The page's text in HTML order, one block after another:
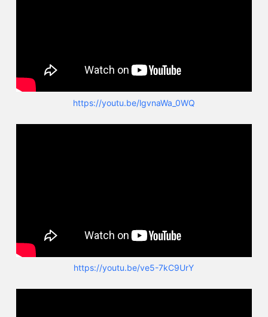
https://youtu.be/lgvnaWa_0WQ
https://youtu.be/ve5-7kC9UrY